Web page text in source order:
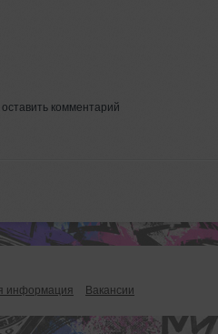
комментарий
информация Вакансии